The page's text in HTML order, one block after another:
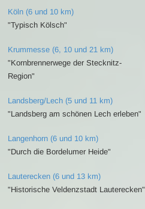
Köln (6 und 10 km)
"Typisch Kölsch"
Krummesse (6, 10 und 21 km)
"Kornbrennerwege der Stecknitz-
Region"
Landsberg/Lech (5 und 11 km)
"Landsberg am schönen Lech erleben"
Langenhorn (6 und 10 km)
"Durch die Bordelumer Heide"
Lauterecken (6 und 13 km)
"Historische Veldenzstadt Lauterecken"